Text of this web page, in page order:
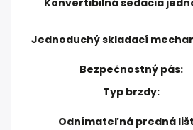
Konvertibilná sedacia
Jednoduchý skladací
Bezpečnostný pás:
Typ brzdy:
Odnímateľná predná